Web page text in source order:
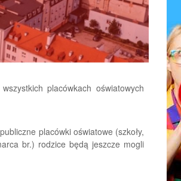
placówkach oświatowych
placówki oświatowe (szkoły,
br.) rodzice będą jeszcze mogli